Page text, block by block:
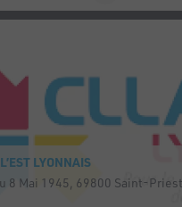
LYONNAIS
8 Mai 1945, 69800 Saint-